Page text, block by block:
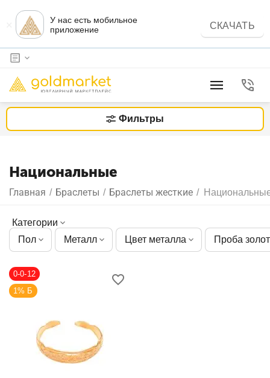
У нас есть мобильное
приложение
СКАЧАТЬ
Фильтры
Национальные
Главная / Браслеты / Браслеты жесткие /
Категории
Пол
Металл Цвет металла Проба
0-0-12
1% Б